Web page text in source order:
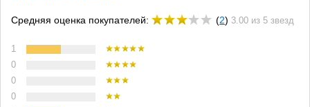
Средняя оценка покупателей: (2) 3.00 из 5 звезд
1
0
0
0